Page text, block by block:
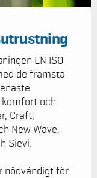
EN ISO
de främsta
komfort och
Craft,
New Wave.
Sievi.
nödvändigt för